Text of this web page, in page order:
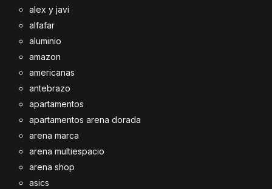
alex y javi
alfafar
aluminio
amazon
americanas
antebrazo
apartamentos
apartamentos arena dorada
arena marca
arena multiespacio
arena shop
asics